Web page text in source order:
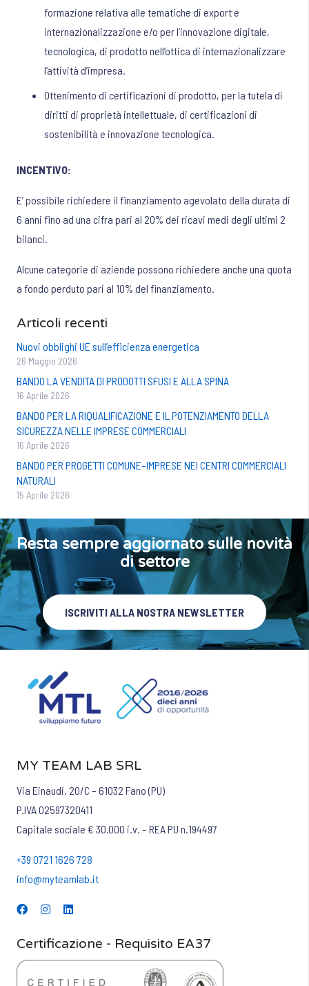
formazione relativa alle tematiche di export e
internazionalizzazione e/o per l’innovazione digitale,
tecnologica, di prodotto nell’ottica di internazionalizzare
l’attività d’impresa.
Ottenimento di certificazioni di prodotto, per la tutela di
diritti di proprietà intellettuale, di certificazioni di
sostenibilità e innovazione tecnologica.
INCENTIVO:
E’ possibile richiedere il finanziamento agevolato della durata di
6 anni fino ad una cifra pari al 20% dei ricavi medi degli ultimi 2
bilanci.
Alcune categorie di aziende possono richiedere anche una quota
a fondo perduto pari al 10% del finanziamento.
Articoli recenti
Nuovi obblighi UE sull’efficienza energetica
26 Maggio 2026
BANDO LA VENDITA DI PRODOTTI SFUSI E ALLA SPINA
16 Aprile 2026
BANDO PER LA RIQUALIFICAZIONE E IL POTENZIAMENTO DELLA
SICUREZZA NELLE IMPRESE COMMERCIALI
16 Aprile 2026
BANDO PER PROGETTI COMUNE–IMPRESE NEI CENTRI COMMERCIALI
NATURALI
15 Aprile 2026
Resta sempre aggiornato sulle novità
di settore
ISCRIVITI ALLA NOSTRA NEWSLETTER
MY TEAM LAB SRL
Via Einaudi, 20/C – 61032 Fano (PU)
P.IVA 02597320411
Capitale sociale € 30.000 i.v. – REA PU n.194497
+39 0721 1626 728
info@myteamlab.it
Certificazione - Requisito EA37